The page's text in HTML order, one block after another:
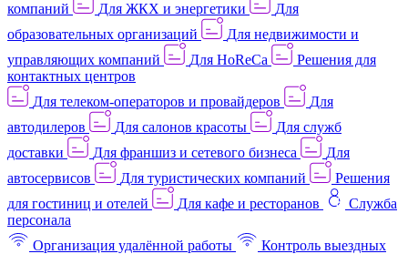
компаний
Для ЖКХ и энергетики
Для
образовательных организаций
Для недвижимости и
управляющих компаний
Для HoReCa
Решения для
контактных центров
Для телеком-операторов и провайдеров
Для
автодилеров
Для салонов красоты
Для служб
доставки
Для франшиз и сетевого бизнеса
Для
автосервисов
Для туристических компаний
Решения
для гостиниц и отелей
Для кафе и ресторанов
Служба
персонала
Организация удалённой работы
Контроль выездных